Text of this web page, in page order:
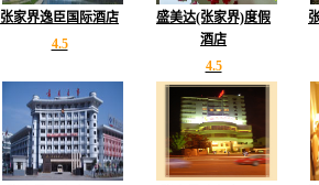
张家界逸臣国际酒店
4.5
盛美达(张家界)度假
酒店
4.5